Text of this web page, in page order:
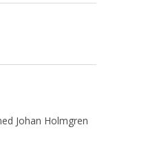
Johan Holmgren